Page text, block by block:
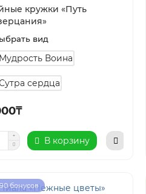
кружки «Путь
вид
В корзину
бонусов